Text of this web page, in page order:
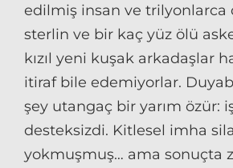
edilmiş insan ve trilyonlarca
sterlin ve bir kaç yüz ölü
kızıl yeni kuşak arkadaşlar
itiraf bile edemiyorlar.
şey utangaç bir yarım özür:
desteksizdi. Kitlesel imha
yokmuşmuş… ama sonuçta